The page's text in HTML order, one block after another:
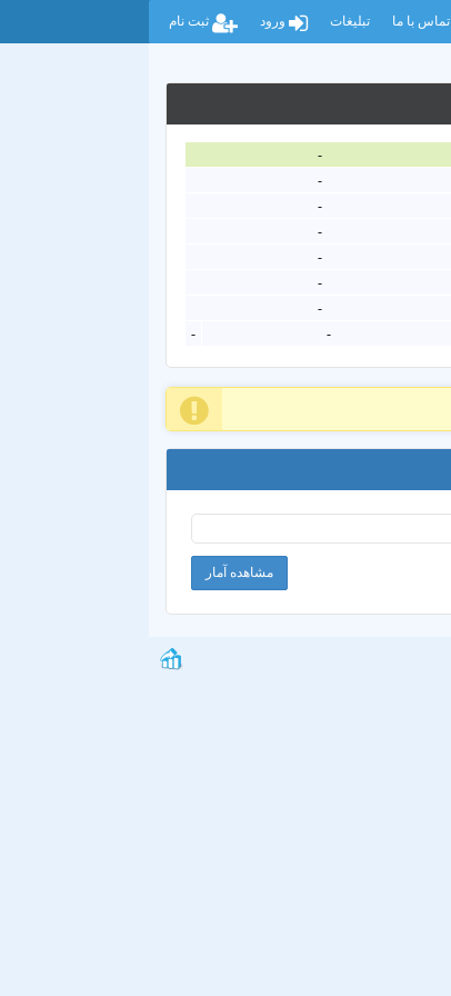
تماس با ما تبلیغات ورود ثبت نام
-
-
-
-
-
-
-
-
-